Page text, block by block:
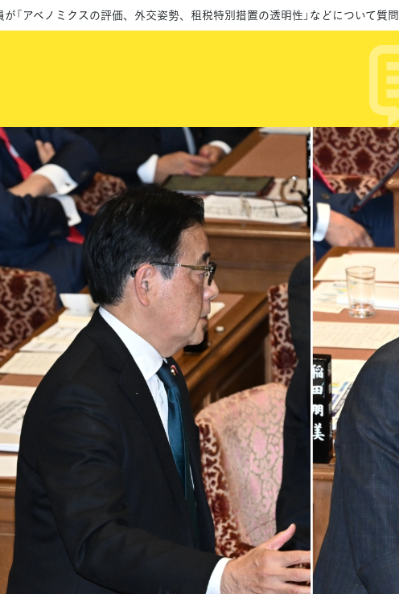
が「アベノミクスの評価、外交姿勢、租税特別措置の透明性」などについて質問